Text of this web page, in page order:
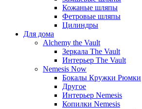
Кожаные шляпы
Фетровые шляпы
Цилиндры
Для дома
Alchemy the Vault
Зеркала The Vault
Интерьер The Vault
Nemesis Now
Бокалы Кружки Рюмки
Другое
Интерьер Nemesis
Копилки Nemesis